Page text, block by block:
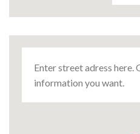
Enter street adress here.
information you want.